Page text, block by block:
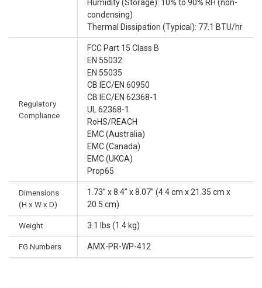
Humidity (Storage): 10% to 90% RH (non-
condensing)
Thermal Dissipation (Typical): 77.1 BTU/hr
Regulatory
Compliance
FCC Part 15 Class B
EN 55032
EN 55035
CB IEC/EN 60950
CB IEC/EN 62368-1
UL 62368-1
RoHS/REACH
EMC (Australia)
EMC (Canada)
EMC (UKCA)
Prop65
Dimensions
(H x W x D)
1.73” x 8.4” x 8.07” (4.4 cm x 21.35 cm x
20.5 cm)
Weight 3.1 lbs (1.4 kg)
FG Numbers AMX-PR-WP-412